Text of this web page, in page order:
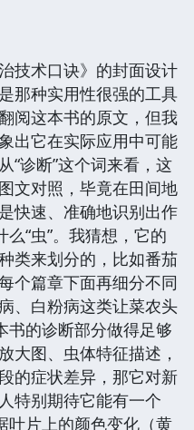
技术口诀》的封面设计
那种实用性很强的工具
阅这本书的原文，但我
出它在实际应用中可能
“诊断”这个词来看，这
文对照，毕竟在田间地
快速、准确地识别出作
么“虫”。我猜想，它的
类来划分的，比如番茄
个篇章下面再细分不同
、白粉病这类让菜农头
书的诊断部分做得足够
大图、虫体特征描述，
的症状差异，那它对新
特别期待它能有一个
叶片上的颜色变化（黄